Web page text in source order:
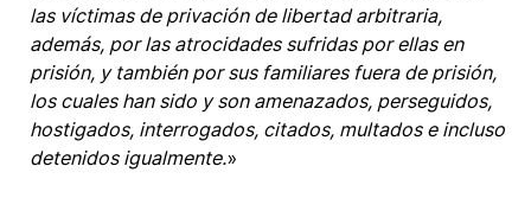
las víctimas de privación de libertad arbitraria,
además, por las atrocidades sufridas por ellas en
prisión, y también por sus familiares fuera de prisión,
los cuales han sido y son amenazados, perseguidos,
hostigados, interrogados, citados, multados e incluso
detenidos igualmente.»